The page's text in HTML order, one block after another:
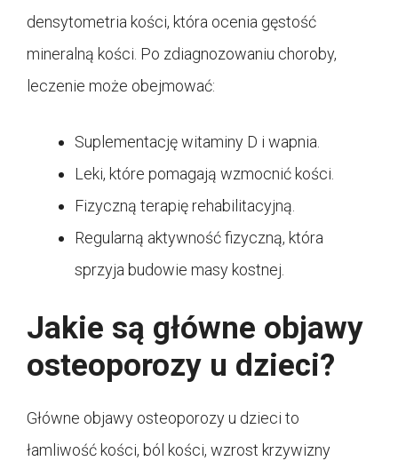
densytometria kości, która ocenia gęstość
mineralną kości. Po zdiagnozowaniu choroby,
leczenie może obejmować:
Suplementację witaminy D i wapnia.
Leki, które pomagają wzmocnić kości.
Fizyczną terapię rehabilitacyjną.
Regularną aktywność fizyczną, która
sprzyja budowie masy kostnej.
Jakie są główne objawy
osteoporozy u dzieci?
Główne objawy osteoporozy u dzieci to
łamliwość kości, ból kości, wzrost krzywizny